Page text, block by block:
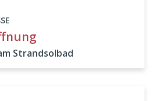
Strandsolbad